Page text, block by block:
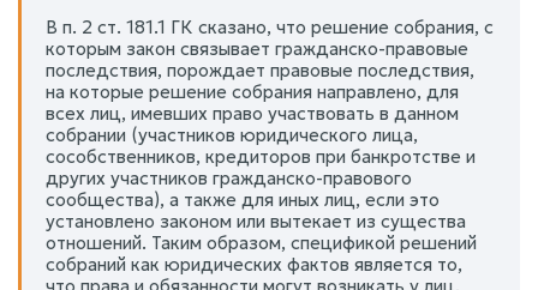
В п. 2 ст. 181.1 ГК сказано, что решение собрания, с
которым закон связывает гражданско-правовые
последствия, порождает правовые последствия,
на которые решение собрания направлено, для
всех лиц, имевших право участвовать в данном
собрании (участников юридического лица,
сособственников, кредиторов при банкротстве и
других участников гражданско-правового
сообщества), а также для иных лиц, если это
установлено законом или вытекает из существа
отношений. Таким образом, спецификой решений
собраний как юридических фактов является то,
что права и обязанности могут возникать у лиц,